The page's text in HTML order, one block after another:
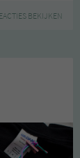
,NIEUWS,
BEKIJKEN